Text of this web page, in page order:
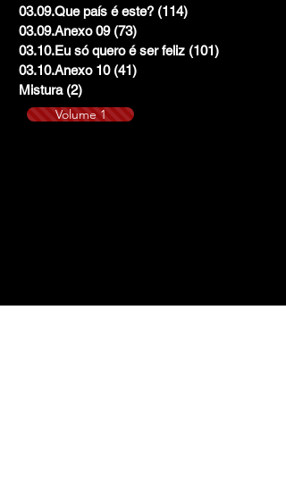
03.09.Que país é este? (114)
03.09.Anexo 09 (73)
03.10.Eu só quero é ser feliz (101)
03.10.Anexo 10 (41)
Mistura (2)
Volume 1